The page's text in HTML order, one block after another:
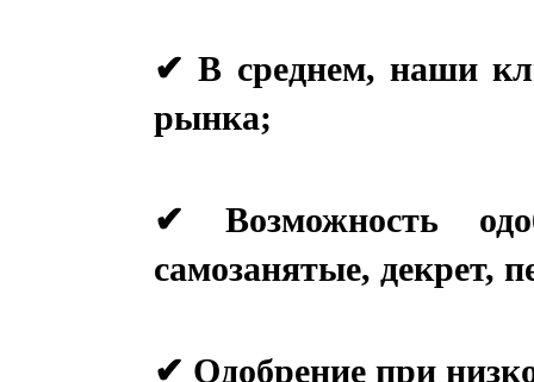
✔ В среднем, наши
рынка;
✔ Возможность
самозанятые, декрет,